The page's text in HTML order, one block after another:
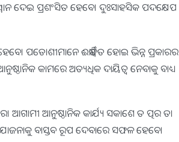
ଦେଇ ପ୍ରଶଂସିତ ହେବେ। ଦୁଃସାହସିକ ପଦକ୍ଷେପ
ପଡୋଶୀମାନେ ଈର୍ଷାନ୍ବିତ ହୋଇ ଭିନ୍ନ ପ୍ରକାରର
କାମରେ ଅତ୍ୟଧିକ ଦାୟିତ୍ୱ ନେବାକୁ ବାଧ୍ୟ
ଆନୁଷ୍ଠାନିକ କାର୍ଯ୍ୟ ସକାଶେ ତ ତ୍ପର ତା
ବାସ୍ତବ ରୂପ ଦେବାରେ ସଫଳ ହେବେ।